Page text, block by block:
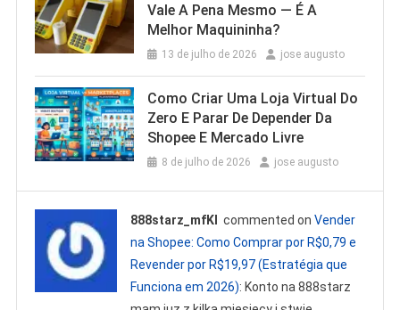
Vale A Pena Mesmo — É A
Melhor Maquininha?
13 de julho de 2026 jose augusto
Como Criar Uma Loja Virtual Do
Zero E Parar De Depender Da
Shopee E Mercado Livre
8 de julho de 2026 jose augusto
888starz_mfKl commented onVender
na Shopee: Como Comprar por R$0,79 e
Revender por R$19,97 (Estratégia que
Funciona em 2026): Konto na 888starz